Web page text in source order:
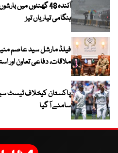
آئندہ 48 گھنٹوں میں
ہنگامی تیاریاں تیز
فیلڈ مارشل سید عاصم
ملاقات، دفاعی تعاون اور
سامنے آ گیا